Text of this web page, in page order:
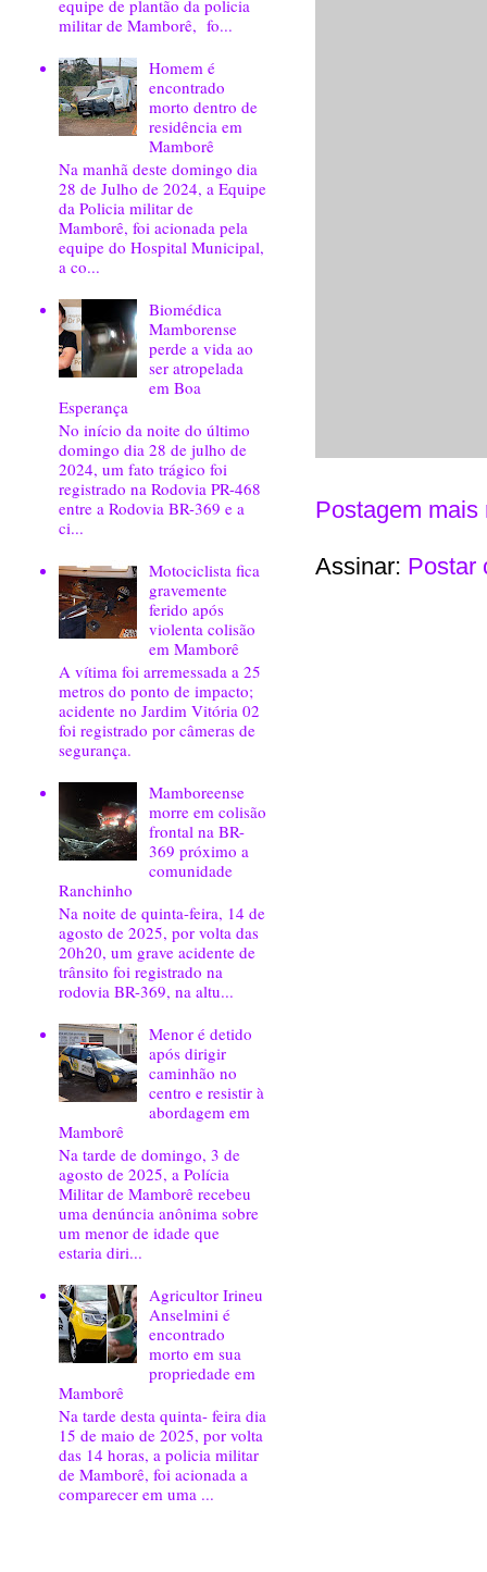
Postagem mais
Assinar: Postar
equipe de plantão da policia
militar de Mamborê, fo...
Homem é
encontrado
morto dentro de
residência em
Mamborê
Na manhã deste domingo dia
28 de Julho de 2024, a Equipe
da Policia militar de
Mamborê, foi acionada pela
equipe do Hospital Municipal,
a co...
Biomédica
Mamborense
perde a vida ao
ser atropelada
em Boa
Esperança
No início da noite do último
domingo dia 28 de julho de
2024, um fato trágico foi
registrado na Rodovia PR-468
entre a Rodovia BR-369 e a
ci...
Motociclista fica
gravemente
ferido após
violenta colisão
em Mamborê
A vítima foi arremessada a 25
metros do ponto de impacto;
acidente no Jardim Vitória 02
foi registrado por câmeras de
segurança.
Mamboreense
morre em colisão
frontal na BR-
369 próximo a
comunidade
Ranchinho
Na noite de quinta-feira, 14 de
agosto de 2025, por volta das
20h20, um grave acidente de
trânsito foi registrado na
rodovia BR-369, na altu...
Menor é detido
após dirigir
caminhão no
centro e resistir à
abordagem em
Mamborê
Na tarde de domingo, 3 de
agosto de 2025, a Polícia
Militar de Mamborê recebeu
uma denúncia anônima sobre
um menor de idade que
estaria diri...
Agricultor Irineu
Anselmini é
encontrado
morto em sua
propriedade em
Mamborê
Na tarde desta quinta- feira dia
15 de maio de 2025, por volta
das 14 horas, a policia militar
de Mamborê, foi acionada a
comparecer em uma ...